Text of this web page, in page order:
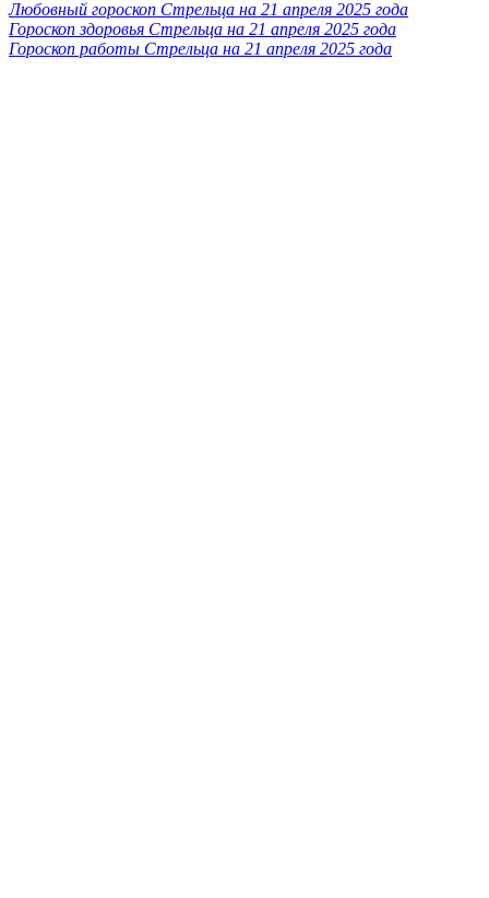
Любовный гороскоп Стрельца на 21 апреля 2025 года
Гороскоп здоровья Стрельца на 21 апреля 2025 года
Гороскоп работы Стрельца на 21 апреля 2025 года